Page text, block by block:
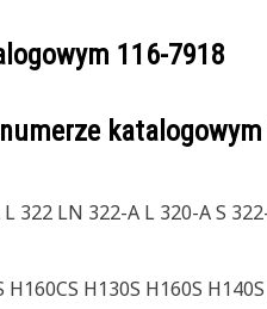
116-7918
katalogowym
322 LN 322-A L 320-A S
H130S H160S